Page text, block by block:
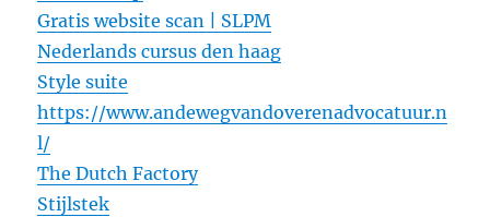
Gratis website scan | SLPM
Nederlands cursus den haag
Style suite
https://www.andewegvandoverenadvocatuur.n
l/
The Dutch Factory
Stijlstek